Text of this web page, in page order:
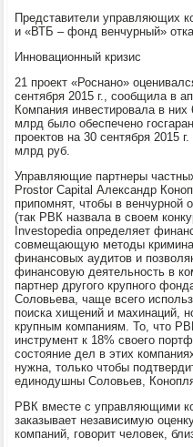
Представители управляющих
и «ВТБ – фонд венчурный»
Инновационный кризис
21 проект «Роснано»
сентября 2015 г., сообщила в
Компания инвестировала в
млрд было обеспечено
проектов на 30 сентября 2015
млрд руб.
Управляющие партнеры
Prostor Сapital Александр
припомнят, чтобы в венчурной
(так РВК назвала в своем
Investopedia определяет
совмещающую методы
финансовых аудитов и
финансовую деятельность в
партнер другого крупного
Соловьева, чаще всего
поиска хищений и махинаций,
крупным компаниям. То, что
инструмент к 18% своего
состояние дел в этих
нужна, только чтобы
единодушны Соловьев,
РВК вместе с управляющими
заказывает независимую
компаний, говорит человек,